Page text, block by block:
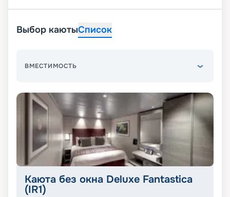
Выбор каютыСписок
ВМЕСТИМОСТЬ
Каюта без окна Deluxe Fantastica
(IR1)